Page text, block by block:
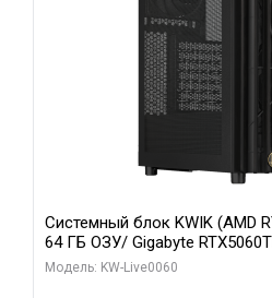
Системный блок KWIK (AMD
64 ГБ ОЗУ/ Gigabyte
GDDR7 128bit 3xDP H/ 1 ТБ SSD)
Модель: KW-Live0060